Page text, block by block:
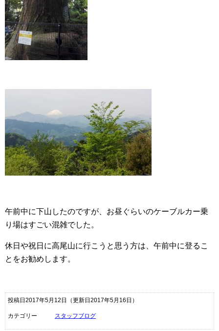
午前中に下山したのですが、お昼ぐらいのケーブルカー乗
り場はすごい混雑でした。
休日や祝日に高尾山に行こうと思う方は、午前中に登るこ
とをお勧めします。
投稿日2017年5月12日 （更新日2017年5月16日）
カテゴリー スタッフブログ